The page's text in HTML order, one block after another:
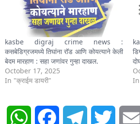
kasbe digraj crime news :
कसबेडिग्रजमध्ये तिघांना रॉड आणि कोयत्याने केली
बेदम मारहाण : सहा जणांवर गुन्हा दाखल.
October 17, 2025
In "क्राईम डायरी"
In
WhatsAppFacebook Telegram Twitter